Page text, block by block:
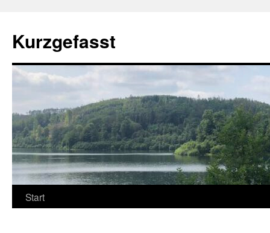
springen
Kurzgefasst
Start